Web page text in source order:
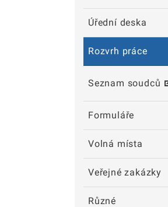
Úřední deska
Rozvrh práce
Seznam soudců
Formuláře
Volná místa
Veřejné zakázky
Různé